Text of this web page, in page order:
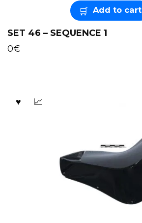
Add to cart
SET 46 – SEQUENCE 1
0€